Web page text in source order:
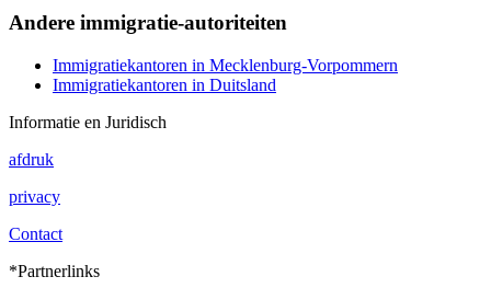
Andere immigratie-autoriteiten
Immigratiekantoren in Mecklenburg-Vorpommern
Immigratiekantoren in Duitsland
Informatie en Juridisch
afdruk
privacy
Contact
*Partnerlinks